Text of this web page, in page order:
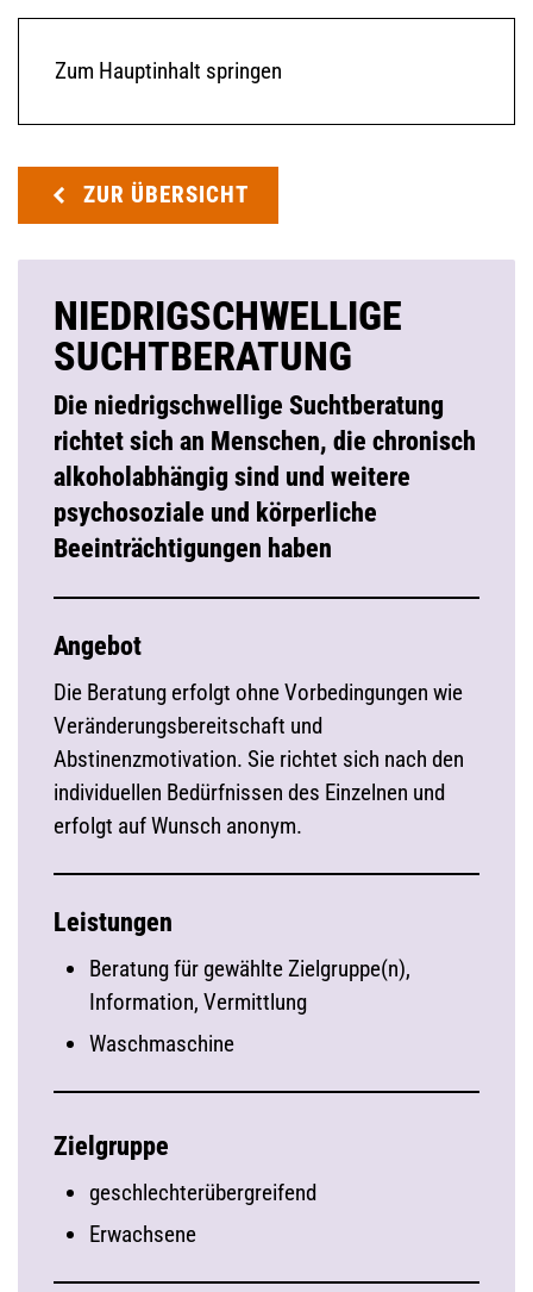
Zum Hauptinhalt springen
ZUR ÜBERSICHT
NIEDRIGSCHWELLIGE
SUCHTBERATUNG
Die niedrigschwellige Suchtberatung
richtet sich an Menschen, die chronisch
alkoholabhängig sind und weitere
psychosoziale und körperliche
Beeinträchtigungen haben
Angebot
Die Beratung erfolgt ohne Vorbedingungen wie
Veränderungsbereitschaft und
Abstinenzmotivation. Sie richtet sich nach den
individuellen Bedürfnissen des Einzelnen und
erfolgt auf Wunsch anonym.
Leistungen
Beratung für gewählte Zielgruppe(n),
Information, Vermittlung
Waschmaschine
Zielgruppe
geschlechterübergreifend
Erwachsene